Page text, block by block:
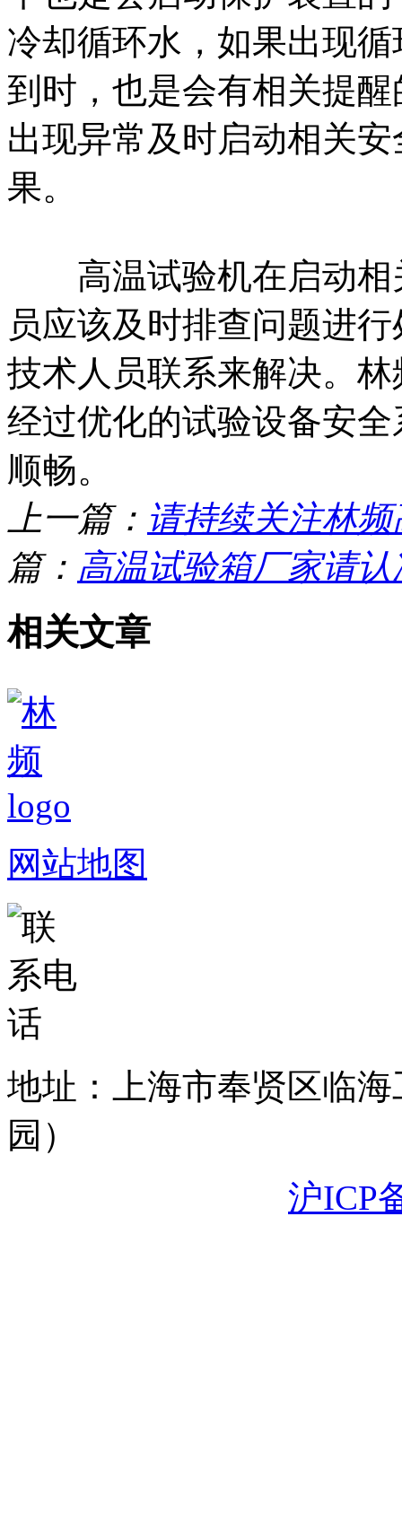
冷却循环水，如果出现
到时，也是会有相关提
出现异常及时启动相关
果。
高温试验机在启动相
员应该及时排查问题进
技术人员联系来解决。
经过优化的试验设备安
顺畅。
上一篇： 请持续关注林
篇： 高温试验箱厂家请
相关文章
网站地图
地址：上海市奉贤区临
园）
沪ICP